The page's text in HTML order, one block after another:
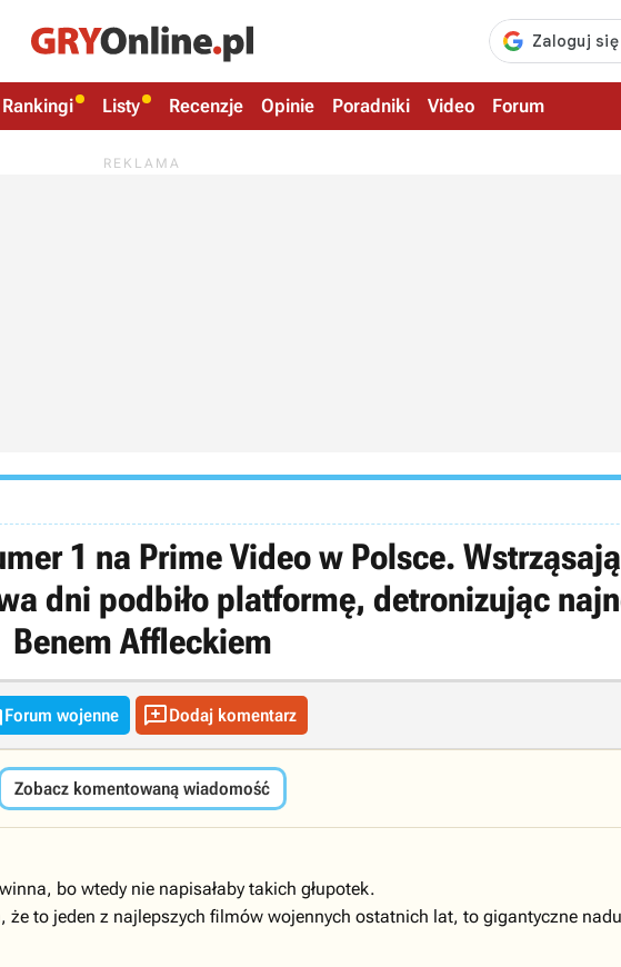
Rankingi Listy Recenzje Opinie Poradniki Video Forum
1 na Prime Video w Polsce.
dni podbiło platformę, detronizując
Benem Affleckiem
Forum wojenne Dodaj komentarz
Zobacz komentowaną wiadomość
bo wtedy nie napisałaby takich głupotek.
że to jeden z najlepszych filmów wojennych ostatnich lat, to gigantyczne